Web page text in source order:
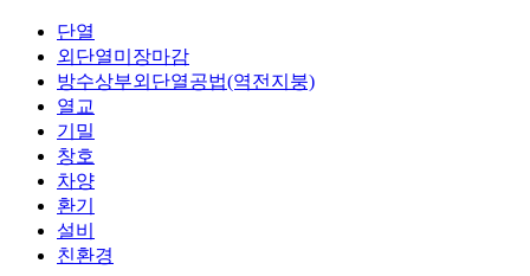
단열
외단열미장마감
방수상부외단열공법(역전지붕)
열교
기밀
창호
차양
환기
설비
친환경